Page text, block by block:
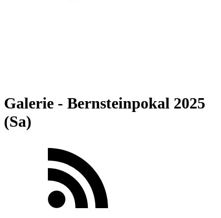
Galerie - Bernsteinpokal 2025
(Sa)